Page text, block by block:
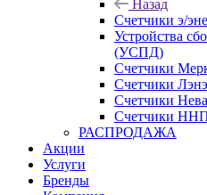
Назад
Счетчики э/
Устройства
(УСПД)
Счетчики
Счетчики
Счетчики Нева
Счетчики
РАСПРОДАЖА
Акции
Услуги
Бренды